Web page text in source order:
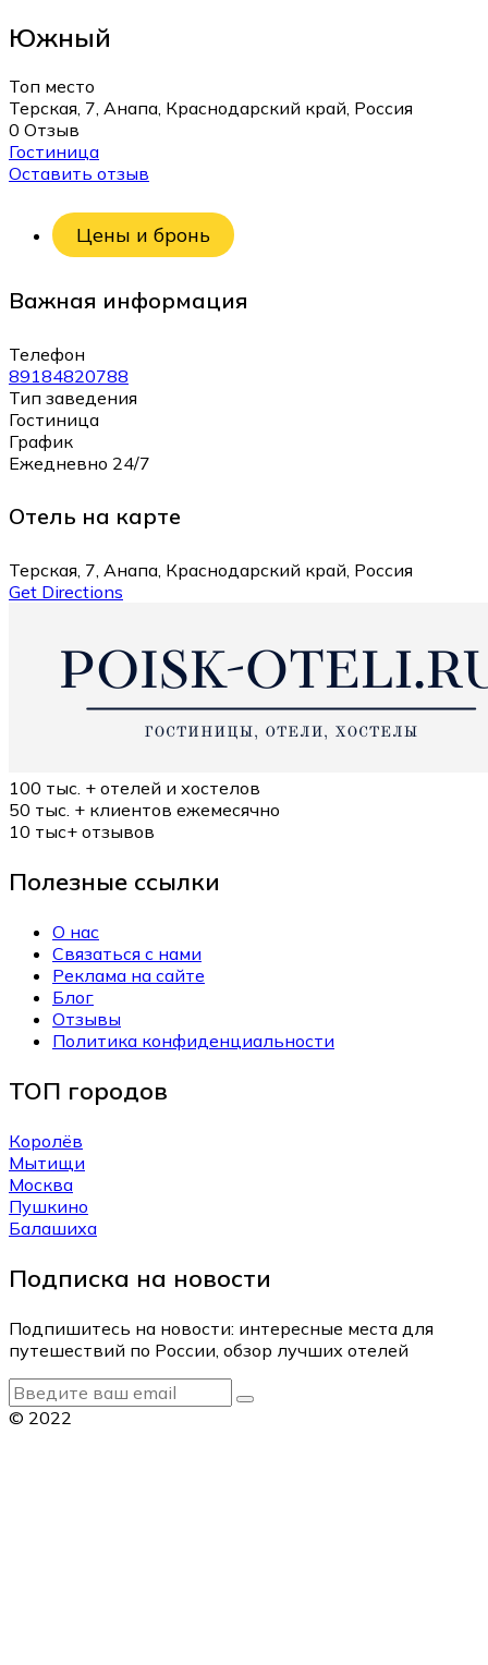
Южный
Топ место
Терская, 7, Анапа, Краснодарский край, Россия
0 Отзыв
Гостиница
Оставить отзыв
Цены и бронь
Важная информация
Телефон
89184820788
Тип заведения
Гостиница
График
Ежедневно 24/7
Отель на карте
Терская, 7, Анапа, Краснодарский край, Россия
Get Directions
100 тыс. + отелей и хостелов
50 тыс. + клиентов ежемесячно
10 тыс+ отзывов
Полезные ссылки
О нас
Связаться с нами
Реклама на сайте
Блог
Отзывы
Политика конфиденциальности
ТОП городов
Королёв
Мытищи
Москва
Пушкино
Балашиха
Подписка на новости
Подпишитесь на новости: интересные места для
путешествий по России, обзор лучших отелей
© 2022